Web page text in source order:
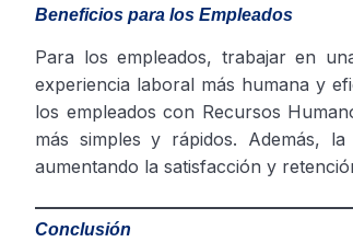
Beneficios para los Empleados
Para los empleados, trabajar en
experiencia laboral más humana y
los empleados con Recursos
más simples y rápidos. Además,
aumentando la satisfacción y
Conclusión